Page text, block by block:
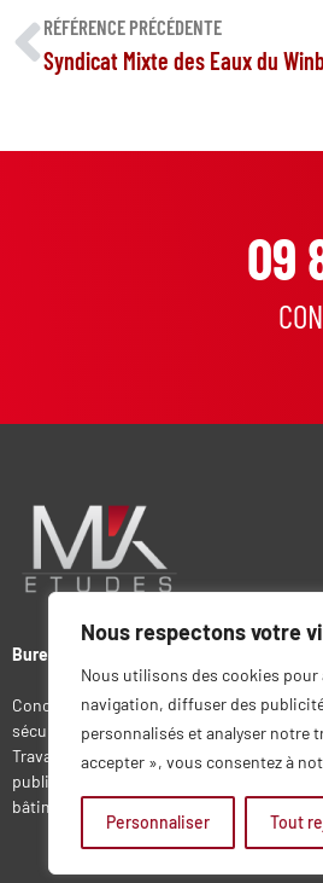
Nous respectons votre
Nous utilisons des cookies
navigation, diffuser des
personnalisés et analyser notre
accepter », vous consentez à
Personnaliser Tout
RÉFÉRENCE PRÉCÉDENTE
Syndicat Mixte des Eaux du
09
Bureau d’études VRD
Conception, requalification ou mise en
sécurité des espaces publics.
Travaux d’aménagement des espaces
publics : centre village, abords de
bâtiments publics, stationnements…